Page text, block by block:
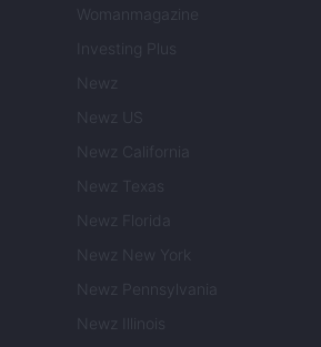
Womanmagazine
Investing Plus
Newz
Newz US
Newz California
Newz Texas
Newz Florida
Newz New York
Newz Pennsylvania
Newz Illinois